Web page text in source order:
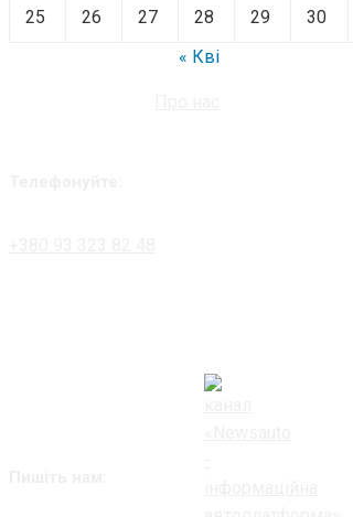
25 26 27 28 29 30
« Кві